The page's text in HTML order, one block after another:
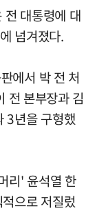
전 대통령에 대
넘겨졌다.
에서 박 전 처
전 본부장과 김
3년을 구형했
리' 윤석열 한
으로 저질렀